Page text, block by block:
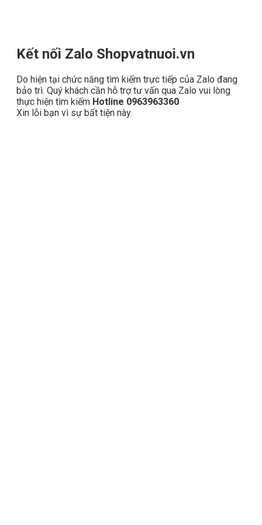
Kết nối Zalo Shopvatnuoi.vn
Do hiện tại chức năng tìm kiếm trực tiếp của Zalo đang
bảo trì. Quý khách cần hỗ trợ tư vấn qua Zalo vui lòng
thực hiện tìm kiếm Hotline 0963963360
Xin lỗi bạn vì sự bất tiện này.